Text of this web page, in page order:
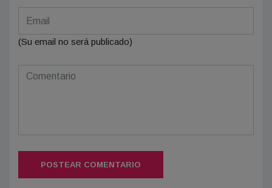
(Su email no será publicado)
POSTEAR COMENTARIO